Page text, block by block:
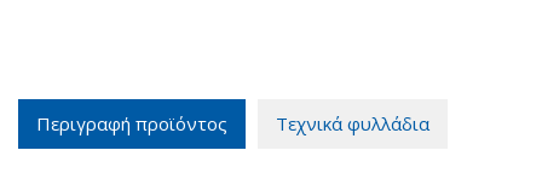
Περιγραφή προϊόντος Τεχνικά φυλλάδια